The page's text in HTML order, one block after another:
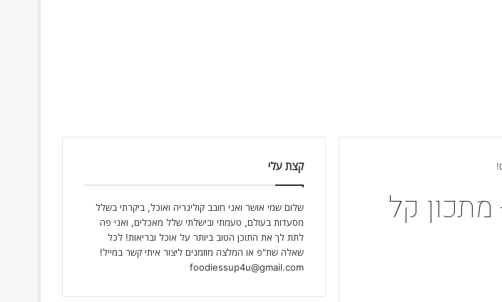
קל
קצת עלי
שלום שמי אושר ואני חובב קולינריה ואוכל, ביקרתי בשלל
מסעדות בעולם, טעמתי ובישלתי שלל מאכלים, ואני פה
לתת לך את התוכן הטוב ביותר על אוכל ובריאות! לכל
שאלה שת"פ או המלצה מוזמנים ליצור איתי קשר במייל!
foodiessup4u@gmail.com